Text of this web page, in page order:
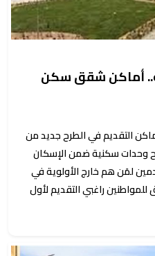
ألف جنيه.. أماكن شقق سكن
التقديم في الطرح جديد من
حيث يتم طرح وحدات سكنية ضمن الإسكان
لمَن هم خارج الأولوية في
ويوجد شقق للمواطنين راغبي التقديم لأول